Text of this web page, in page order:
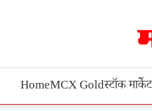
HomeMCX Goldस्टॉक मार्केट